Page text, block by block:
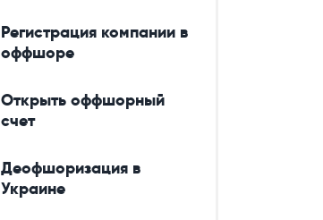
Регистрация компании в
оффшоре
Открыть оффшорный
счет
Деофшоризация в
Украине